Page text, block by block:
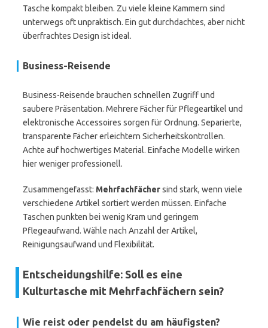
Tasche kompakt bleiben. Zu viele kleine Kammern sind
unterwegs oft unpraktisch. Ein gut durchdachtes, aber nicht
überfrachtes Design ist ideal.
Business-Reisende
Business-Reisende brauchen schnellen Zugriff und
saubere Präsentation. Mehrere Fächer für Pflegeartikel und
elektronische Accessoires sorgen für Ordnung. Separierte,
transparente Fächer erleichtern Sicherheitskontrollen.
Achte auf hochwertiges Material. Einfache Modelle wirken
hier weniger professionell.
Zusammengefasst: Mehrfachfächersind stark, wenn viele
verschiedene Artikel sortiert werden müssen. Einfache
Taschen punkten bei wenig Kram und geringem
Pflegeaufwand. Wähle nach Anzahl der Artikel,
Reinigungsaufwand und Flexibilität.
Entscheidungshilfe: Soll es eine
Kulturtasche mit Mehrfachfächern sein?
Wie reist oder pendelst du am häufigsten?